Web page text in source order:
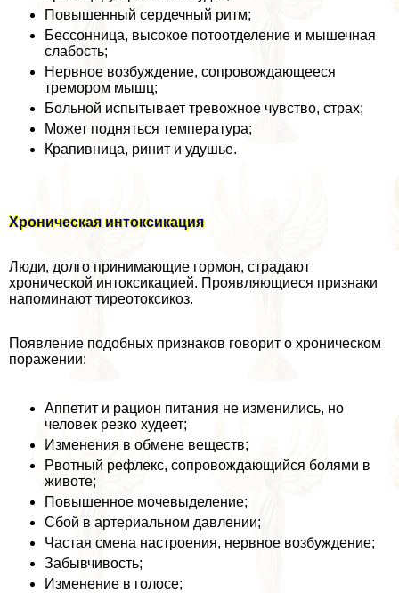
Повышенный сердечный ритм;
Бессонница, высокое потоотделение и мышечная
слабость;
Нервное возбуждение, сопровождающееся
тремором мышц;
Больной испытывает тревожное чувство, страх;
Может подняться температура;
Крапивница, ринит и удушье.
Хроническая интоксикация
Люди, долго принимающие гормон, страдают
хронической интоксикацией. Проявляющиеся признаки
напоминают тиреотоксикоз.
Появление подобных признаков говорит о хроническом
поражении:
Аппетит и рацион питания не изменились, но
человек резко худеет;
Изменения в обмене веществ;
Рвотный рефлекс, сопровождающийся болями в
животе;
Повышенное мочевыделение;
Сбой в артериальном давлении;
Частая смена настроения, нервное возбуждение;
Забывчивость;
Изменение в голосе;